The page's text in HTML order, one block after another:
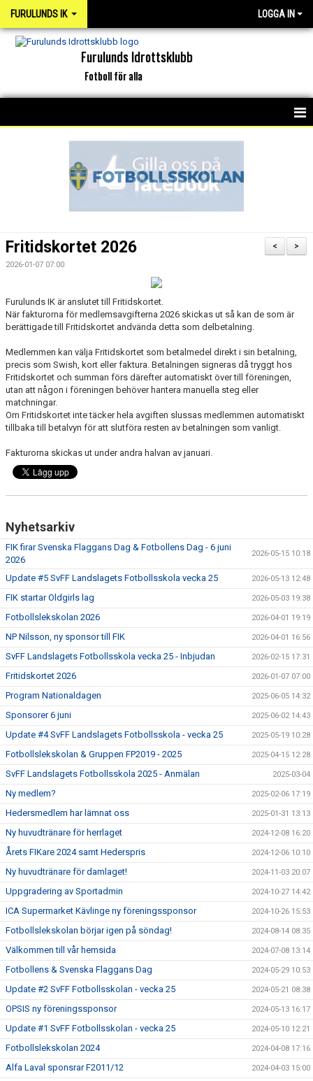
FURULUNDS IK LOGGA IN
Furulunds Idrottsklubb
Fotboll för alla
INTERKAPTEN
BILDGALLERI
FOTBOLL
MEDLEM
LEDARE
SPONSRING & ANNONSPLATSER
KALENDER
>
<
Fritidskortet 2026
2026-01-07 07:00
Furulunds IK är anslutet till Fritidskortet.
När fakturorna för medlemsavgifterna 2026 skickas ut så kan de som är
berättigade till Fritidskortet andvända detta som delbetalning.
Medlemmen kan välja Fritidskortet som betalmedel direkt i sin betalning,
precis som Swish, kort eller faktura. Betalningen signeras då tryggt hos
Fritidskortet och summan förs därefter automatiskt över till föreningen,
utan att någon i föreningen behöver hantera manuella steg eller
matchningar.
Om Fritidskortet inte täcker hela avgiften slussas medlemmen automatiskt
tillbaka till betalvyn för att slutföra resten av betalningen som vanligt.
Fakturorna skickas ut under andra halvan av januari.
Nyhetsarkiv
FIK firar Svenska Flaggans Dag & Fotbollens Dag - 6 juni
2026
2026-05-15 10:18
Update #5 SvFF Landslagets Fotbollsskola vecka 25 2026-05-13 12:48
FIK startar Oldgirls lag 2026-05-03 19:38
Fotbollslekskolan 2026 2026-04-01 19:19
NP Nilsson, ny sponsor till FIK 2026-04-01 16:56
SvFF Landslagets Fotbollsskola vecka 25 - Inbjudan 2026-02-15 17:31
Fritidskortet 2026 2026-01-07 07:00
Program Nationaldagen 2025-06-05 14:32
Sponsorer 6 juni 2025-06-02 14:43
Update #4 SvFF Landslagets Fotbollsskola - vecka 25 2025-05-19 10:28
Fotbollslekskolan & Gruppen FP2019 - 2025 2025-04-15 12:28
SvFF Landslagets Fotbollsskola 2025 - Anmälan 2025-03-04
Ny medlem? 2025-02-06 17:19
Hedersmedlem har lämnat oss 2025-01-31 13:13
Ny huvudtränare för herrlaget 2024-12-08 16:20
Årets FIKare 2024 samt Hederspris 2024-12-06 10:10
Ny huvudtränare för damlaget! 2024-11-03 20:07
Uppgradering av Sportadmin 2024-10-27 14:42
ICA Supermarket Kävlinge ny föreningssponsor 2024-10-26 15:53
Fotbollslekskolan börjar igen på söndag! 2024-08-14 08:35
Välkommen till vår hemsida 2024-07-08 13:14
Fotbollens & Svenska Flaggans Dag 2024-05-29 10:53
Update #2 SvFF Fotbollsskolan - vecka 25 2024-05-21 08:38
OPSIS ny föreningssponsor 2024-05-13 16:17
Update #1 SvFF Fotbollsskolan - vecka 25 2024-05-10 12:21
Fotbollslekskolan 2024 2024-04-08 17:16
Alfa Laval sponsrar F2011/12 2024-04-03 15:00